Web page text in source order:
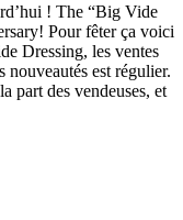
! The “Big Vide
Pour fêter ça voici
Dressing, les ventes
nouveautés est régulier.
part des vendeuses, et